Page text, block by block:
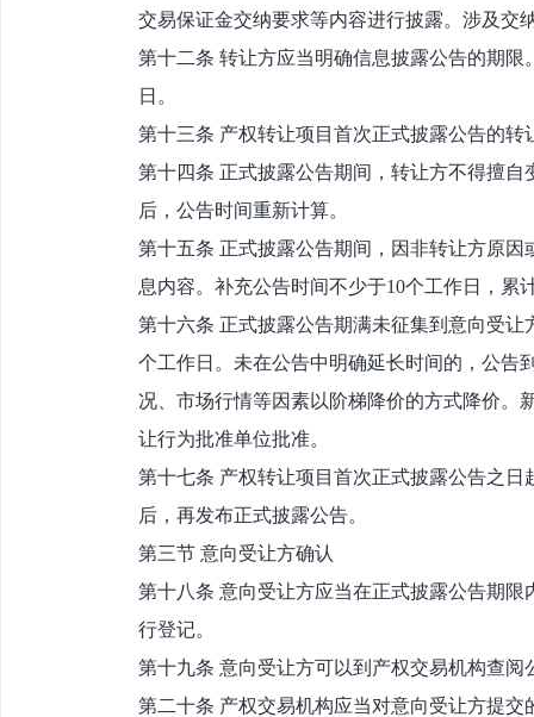
交易保证金交纳要求等内容进行披露。涉及交
第十二条 转让方应当明确信息披露公告的期
日。
第十三条 产权转让项目首次正式披露公告的
第十四条 正式披露公告期间，转让方不得擅
后，公告时间重新计算。
第十五条 正式披露公告期间，因非转让方原
息内容。补充公告时间不少于10个工作日，累
第十六条 正式披露公告期满未征集到意向受
个工作日。未在公告中明确延长时间的，公告
况、市场行情等因素以阶梯降价的方式降价。
让行为批准单位批准。
第十七条 产权转让项目首次正式披露公告之
后，再发布正式披露公告。
第三节 意向受让方确认
第十八条 意向受让方应当在正式披露公告期
行登记。
第十九条 意向受让方可以到产权交易机构查阅
第二十条 产权交易机构应当对意向受让方提